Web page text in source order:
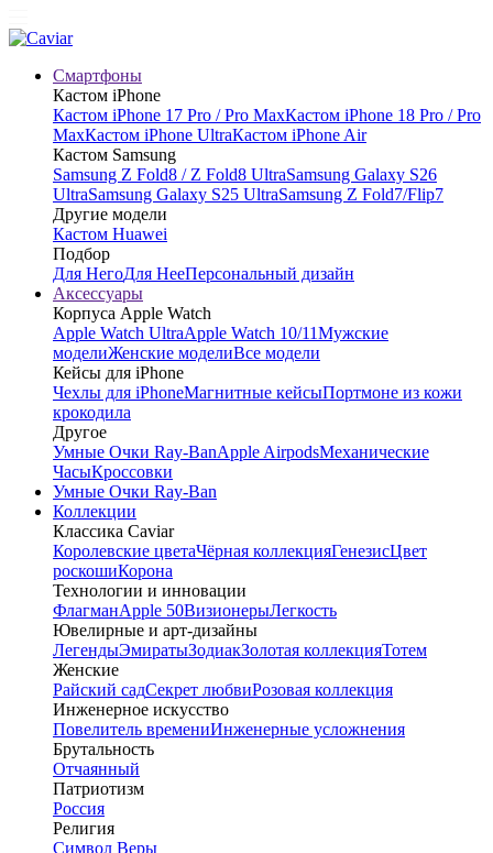
Смартфоны
Кастом iPhone
Кастом iPhone 17 Pro / Pro MaxКастом iPhone 18 Pro / Pro
MaxКастом iPhone UltraКастом iPhone Air
Кастом Samsung
Samsung Z Fold8 / Z Fold8 UltraSamsung Galaxy S26
UltraSamsung Galaxy S25 UltraSamsung Z Fold7/Flip7
Другие модели
Кастом Huawei
Подбор
Для НегоДля НееПерсональный дизайн
Аксессуары
Корпуса Apple Watch
Apple Watch UltraApple Watch 10/11Мужские
моделиЖенские моделиВсе модели
Кейсы для iPhone
Чехлы для iPhoneМагнитные кейсыПортмоне из кожи
крокодила
Другое
Умные Очки Ray-BanApple AirpodsМеханические
ЧасыКроссовки
Умные Очки Ray-Ban
Коллекции
Классика Caviar
Королевские цветаЧёрная коллекцияГенезисЦвет
роскошиКорона
Технологии и инновации
ФлагманApple 50ВизионерыЛегкость
Ювелирные и арт-дизайны
ЛегендыЭмиратыЗодиакЗолотая коллекцияТотем
Женские
Райский садСекрет любвиРозовая коллекция
Инженерное искусство
Повелитель времениИнженерные усложнения
Брутальность
Отчаянный
Патриотизм
Россия
Религия
Символ Веры